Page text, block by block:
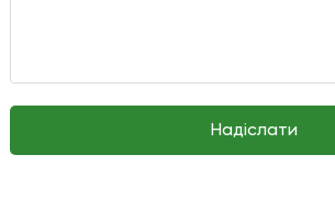
Надіслати